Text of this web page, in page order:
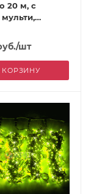
20 м, с
/шт
КОРЗИНУ